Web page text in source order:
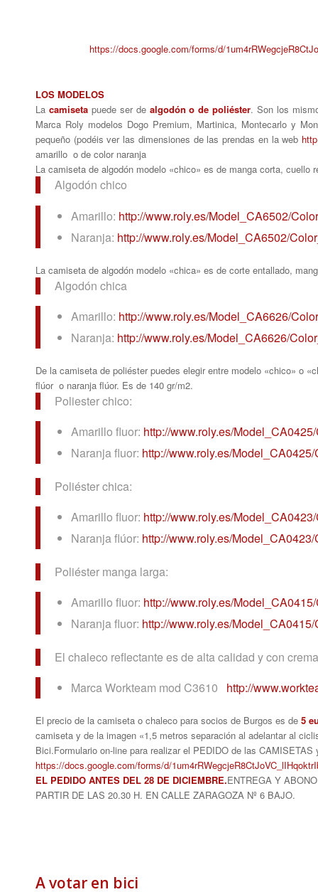
https://docs.google.com/forms/d/
LOS MODELOS
La camisetapuede ser de algodón o de poliéster. Son los
Marca Roly modelos Dogo Premium, Martinica, Montecarlo y
pequeño (podéis ver las dimensiones de las prendas en la web
amarillo o de color naranja
La camiseta de algodón modelo «chico» es de manga corta, cuello
Algodón chico
Amarillo: http://www.roly.es/Model_CA6502/
Naranja: http://www.roly.es/Model_CA6502/
La camiseta de algodón modelo «chica» es de corte entallado,
Algodón chica
Amarillo: http://www.roly.es/Model_CA6626/
Naranja: http://www.roly.es/Model_CA6626/
De la camiseta de poliéster puedes elegir entre modelo «chico» o
flúor o naranja flúor. Es de 140 gr/m2.
Poliester chico:
Amarillo fluor: http://www.roly.es/Model_
Naranja fluor: http://www.roly.es/Model_
Poliéster chica:
Amarillo fluor: http://www.roly.es/Model_
Naranja flúor: http://www.roly.es/Model_
Poliéster manga larga:
Amarillo fluor: http://www.roly.es/Model_
Naranja fluor: http://www.roly.es/Model_
El chaleco reflectante es de alta calidad y con
Marca Workteam mod C3610 http://
El precio de la camiseta o chaleco para socios de Burgos es de 5
camiseta y de la imagen «1,5 metros separación al adelantar al
Bici.Formulario on-line para realizar el PEDIDO de las
https://docs.google.com/forms/d/1um4rRWegcjeR8CtJoVC_
EL PEDIDO ANTES DEL 28 DE DICIEMBRE.ENTREGA Y
PARTIR DE LAS 20.30 H. EN CALLE ZARAGOZA Nº 6 BAJO.
A votar en bici